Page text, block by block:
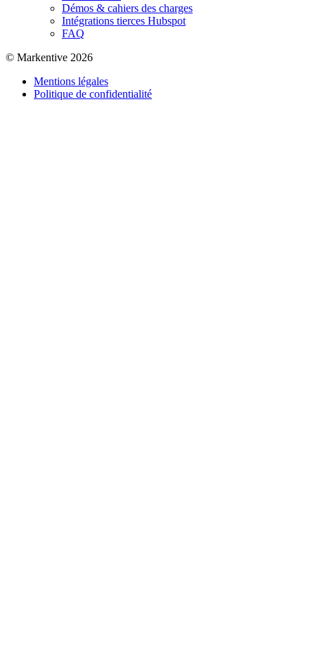
Démos & cahiers des charges
Intégrations tierces Hubspot
FAQ
© Markentive 2026
Mentions légales
Politique de confidentialité